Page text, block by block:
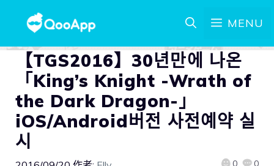
MENU
【TGS2016】30년만에 나온
「King’s Knight -Wrath of
the Dark Dragon-」
iOS/Android버전 사전예약 실
시
0 0